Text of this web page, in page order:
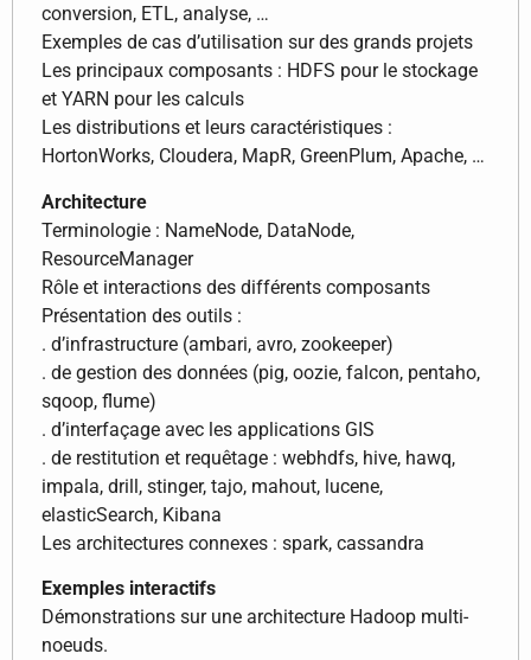
conversion, ETL, analyse, …
Exemples de cas d’utilisation sur des grands projets
Les principaux composants : HDFS pour le stockage
et YARN pour les calculs
Les distributions et leurs caractéristiques :
HortonWorks, Cloudera, MapR, GreenPlum, Apache, …
Architecture
Terminologie : NameNode, DataNode,
ResourceManager
Rôle et interactions des différents composants
Présentation des outils :
. d’infrastructure (ambari, avro, zookeeper)
. de gestion des données (pig, oozie, falcon, pentaho,
sqoop, flume)
. d’interfaçage avec les applications GIS
. de restitution et requêtage : webhdfs, hive, hawq,
impala, drill, stinger, tajo, mahout, lucene,
elasticSearch, Kibana
Les architectures connexes : spark, cassandra
Exemples interactifs
Démonstrations sur une architecture Hadoop multi-
noeuds.